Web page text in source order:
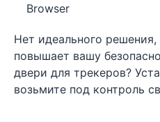
Browser
Нет идеального решения,
повышает вашу
двери для трекеров?
возьмите под контроль